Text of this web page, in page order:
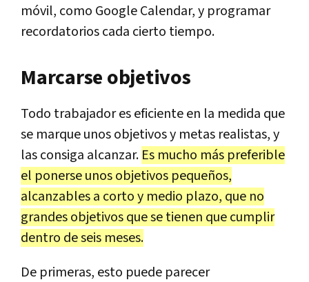
móvil, como Google Calendar, y programar
recordatorios cada cierto tiempo.
Marcarse objetivos
Todo trabajador es eficiente en la medida que
se marque unos objetivos y metas realistas, y
las consiga alcanzar. Es mucho más preferible
el ponerse unos objetivos pequeños,
alcanzables a corto y medio plazo, que no
grandes objetivos que se tienen que cumplir
dentro de seis meses.
De primeras, esto puede parecer